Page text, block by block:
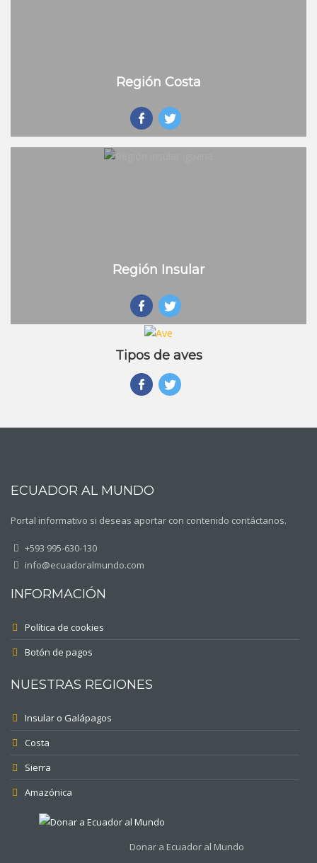
Región Costa
Región Insular
Tipos de aves
ECUADOR AL MUNDO
Portal informativo si deseas aportar con contenido contáctanos.
+593 995-630-130
info@ecuadoralmundo.com
INFORMACIÓN
Política de cookies
Botón de pagos
NUESTRAS REGIONES
Insular o Galápagos
Costa
Sierra
Amazónica
Donar a Ecuador al Mundo